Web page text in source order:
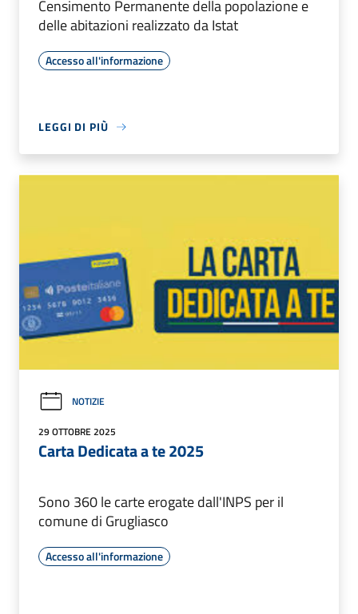
Censimento Permanente della popolazione e
delle abitazioni realizzato da Istat
Accesso all'informazione
LEGGI DI PIÙ
NOTIZIE
29 OTTOBRE 2025
Carta Dedicata a te 2025
Sono 360 le carte erogate dall'INPS per il
comune di Grugliasco
Accesso all'informazione